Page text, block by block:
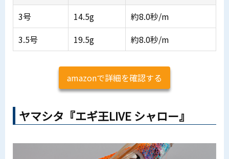
3号
14.5g
約8.0秒/m
3.5号
19.5g 約8.0秒/m
amazonで詳細を確認する
ヤマシタ『エギ王LIVE シャロー』